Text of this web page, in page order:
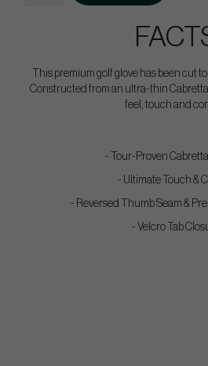
This premium golf glove has been cut
Constructed from an ultra-thin
feel, touch and
- Tour-Proven
- Ultimate Touch &
- Reversed Thumb Seam &
- Velcro Tab